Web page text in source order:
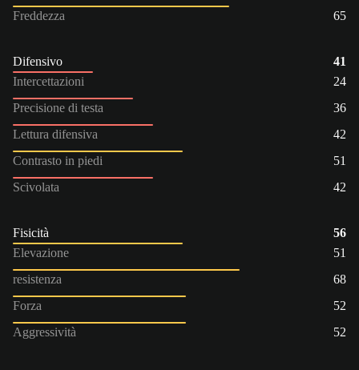
Freddezza
65
Difensivo
41
Intercettazioni
24
Precisione di testa
36
Lettura difensiva
42
Contrasto in piedi
51
Scivolata
42
Fisicità
56
Elevazione
51
resistenza
68
Forza
52
Aggressività
52